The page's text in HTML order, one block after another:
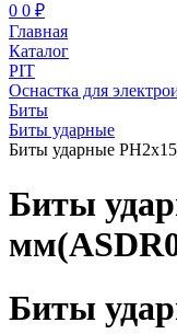
0 0 ₽
Главная
Каталог
PIT
Оснастка для
Биты
Биты ударные
Биты ударные
Биты
Биты